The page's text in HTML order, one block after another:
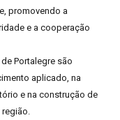
promovendo a
e a cooperação
Portalegre são
aplicado, na
e na construção de